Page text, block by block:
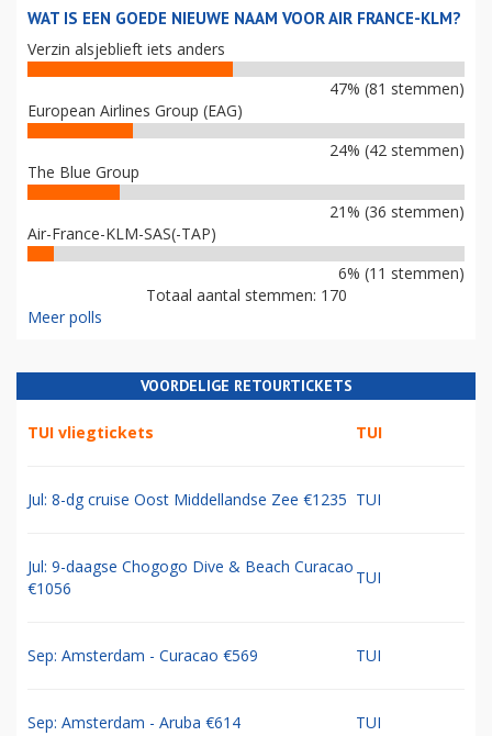
WAT IS EEN GOEDE NIEUWE NAAM VOOR AIR FRANCE-KLM?
Verzin alsjeblieft iets anders
47% (81 stemmen)
European Airlines Group (EAG)
24% (42 stemmen)
The Blue Group
21% (36 stemmen)
Air-France-KLM-SAS(-TAP)
6% (11 stemmen)
Totaal aantal stemmen: 170
Meer polls
VOORDELIGE RETOURTICKETS
TUI vliegtickets TUI
Jul: 8-dg cruise Oost Middellandse Zee €1235 TUI
Jul: 9-daagse Chogogo Dive & Beach Curacao
€1056
TUI
Sep: Amsterdam - Curacao €569 TUI
Sep: Amsterdam - Aruba €614 TUI